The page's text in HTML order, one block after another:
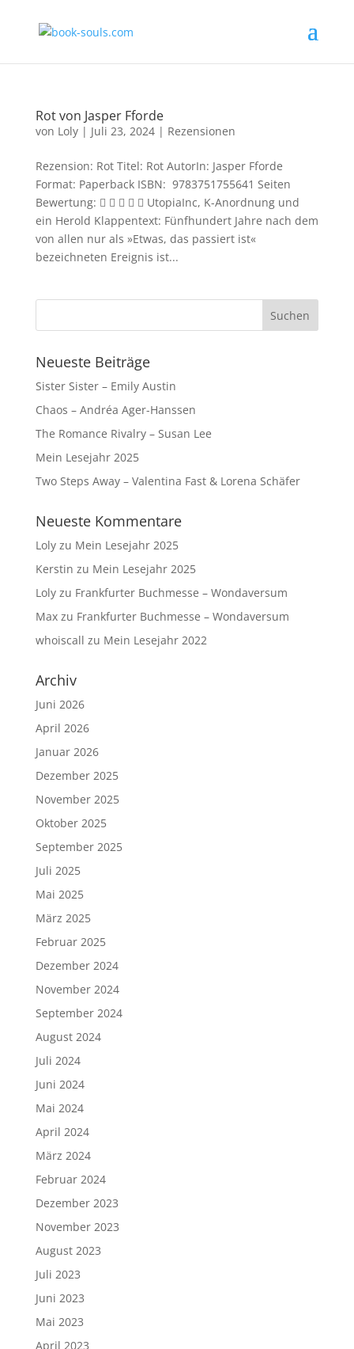
Rot von Jasper Fforde
von Loly| Juli 23, 2024| Rezensionen
Rezension: Rot Titel: Rot AutorIn: Jasper Fforde
Format: Paperback ISBN: ‎ 9783751755641 Seiten
Bewertung:      UtopiaInc, K-Anordnung und
ein Herold Klappentext: Fünfhundert Jahre nach dem
von allen nur als »Etwas, das passiert ist«
bezeichneten Ereignis ist...
Neueste Beiträge
Sister Sister – Emily Austin
Chaos – Andréa Ager-Hanssen
The Romance Rivalry – Susan Lee
Mein Lesejahr 2025
Two Steps Away – Valentina Fast & Lorena Schäfer
Neueste Kommentare
Lolyzu Mein Lesejahr 2025
Kerstin zu Mein Lesejahr 2025
Lolyzu Frankfurter Buchmesse – Wondaversum
Maxzu Frankfurter Buchmesse – Wondaversum
whoiscall zu Mein Lesejahr 2022
Archiv
Juni 2026
April 2026
Januar 2026
Dezember 2025
November 2025
Oktober 2025
September 2025
Juli 2025
Mai 2025
März 2025
Februar 2025
Dezember 2024
November 2024
September 2024
August 2024
Juli 2024
Juni 2024
Mai 2024
April 2024
März 2024
Februar 2024
Dezember 2023
November 2023
August 2023
Juli 2023
Juni 2023
Mai 2023
April 2023